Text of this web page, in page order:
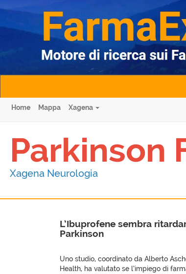
Home Mappa Xagena
Parkinson
Xagena Neurologia
L’Ibuprofene sembra
Parkinson
Uno studio, coordinato da Alberto
Health, ha valutato se l’impiego di